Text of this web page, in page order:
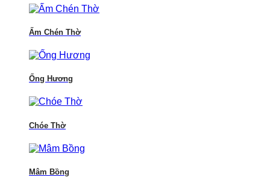
Ấm Chén Thờ
Ống Hương
Chóe Thờ
Mâm Bồng